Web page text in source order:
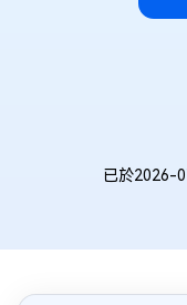
已於2026-